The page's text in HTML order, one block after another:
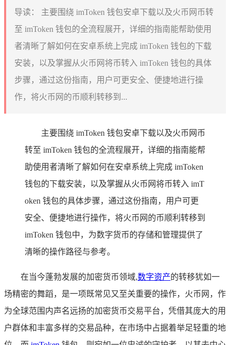
导读：
主要围绕 imToken 钱包安卓下载以及火币网币转
至 imToken 钱包的全流程展开，详细的指南能帮助使用
者清晰了解如何在安卓系统上完成 imToken 钱包的下载
安装，以及掌握从火币网将币转入 imToken 钱包的具体
步骤，通过这份指南，用户可更安全、便捷地进行操
作，将火币网的币顺利转移到...
主要围绕 imToken 钱包安卓下载以及火币网币
转至 imToken 钱包的全流程展开，详细的指南能帮
助使用者清晰了解如何在安卓系统上完成 imToken
钱包的下载安装，以及掌握从火币网将币转入 imT
oken 钱包的具体步骤，通过这份指南，用户可更
安全、便捷地进行操作，将火币网的币顺利转移到
imToken 钱包中，为数字货币的存储和管理提供了
清晰的操作路径与参考。
在当今蓬勃发展的加密货币领域,数字资产的转移犹如一
场精密的舞蹈，是一项既常见又至关重要的操作，火币网，作
为全球范围内声名远扬的加密货币交易平台，凭借其庞大的用
户群体和丰富多样的交易品种，在市场中占据着举足轻重的地